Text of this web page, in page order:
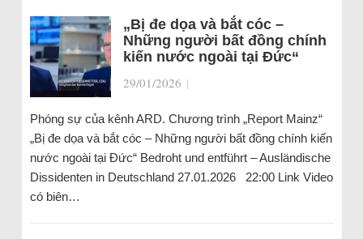
„Bị đe dọa và bắt cóc –
Những người bất đồng chính
kiến nước ngoài tại Đức“
29/01/2026 |
Phóng sự của kênh ARD. Chương trình „Report Mainz“
„Bị đe dọa và bắt cóc – Những người bất đồng chính kiến
nước ngoài tại Đức“ Bedroht und entführt – Ausländische
Dissidenten in Deutschland 27.01.2026 22:00 Link Video
có biên…